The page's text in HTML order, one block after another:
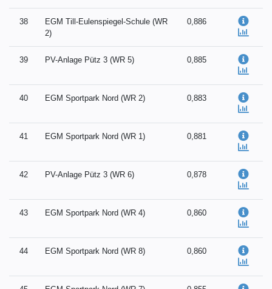
38
EGM Till-Eulenspiegel-Schule (WR
2)
0,886
39 PV-Anlage Pütz 3 (WR 5) 0,885
40 EGM Sportpark Nord (WR 2) 0,883
41 EGM Sportpark Nord (WR 1) 0,881
42 PV-Anlage Pütz 3 (WR 6) 0,878
43 EGM Sportpark Nord (WR 4) 0,860
44 EGM Sportpark Nord (WR 8) 0,860